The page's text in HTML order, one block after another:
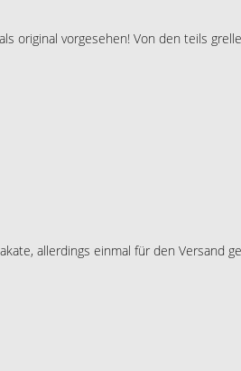
original vorgesehen! Von den teils
allerdings einmal für den Versand